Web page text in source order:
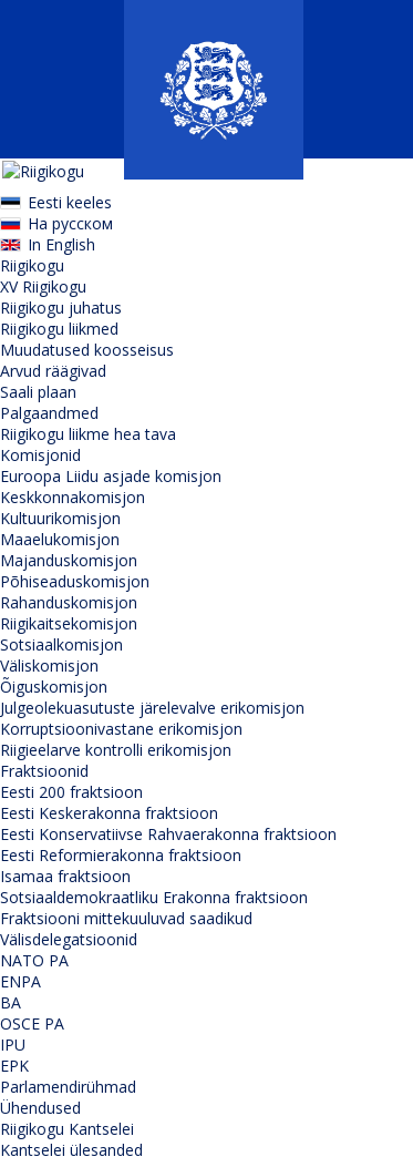
Eesti keeles
На русском
In English
Riigikogu
XV Riigikogu
Riigikogu juhatus
Riigikogu liikmed
Muudatused koosseisus
Arvud räägivad
Saali plaan
Palgaandmed
Riigikogu liikme hea tava
Komisjonid
Euroopa Liidu asjade komisjon
Keskkonnakomisjon
Kultuurikomisjon
Maaelukomisjon
Majanduskomisjon
Põhiseaduskomisjon
Rahanduskomisjon
Riigikaitsekomisjon
Sotsiaalkomisjon
Väliskomisjon
Õiguskomisjon
Julgeolekuasutuste järelevalve erikomisjon
Korruptsioonivastane erikomisjon
Riigieelarve kontrolli erikomisjon
Fraktsioonid
Eesti 200 fraktsioon
Eesti Keskerakonna fraktsioon
Eesti Konservatiivse Rahvaerakonna fraktsioon
Eesti Reformierakonna fraktsioon
Isamaa fraktsioon
Sotsiaaldemokraatliku Erakonna fraktsioon
Fraktsiooni mittekuuluvad saadikud
Välisdelegatsioonid
NATO PA
ENPA
BA
OSCE PA
IPU
EPK
Parlamendirühmad
Ühendused
Riigikogu Kantselei
Kantselei ülesanded